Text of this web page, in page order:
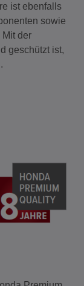
ist ebenfalls
sowie
der
geschützt ist,